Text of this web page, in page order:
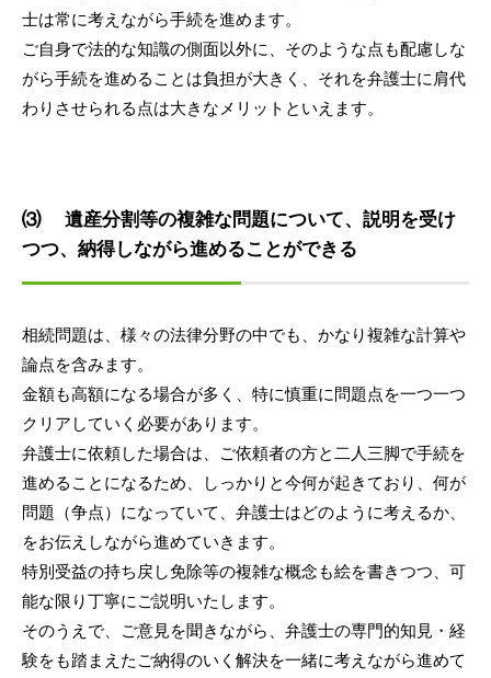
士は常に考えながら手続を進めます。
ご自身で法的な知識の側面以外に、そのような点も配慮しな
がら手続を進めることは負担が大きく、それを弁護士に肩代
わりさせられる点は大きなメリットといえます。
⑶ 遺産分割等の複雑な問題について、説明を受け
つつ、納得しながら進めることができる
相続問題は、様々の法律分野の中でも、かなり複雑な計算や
論点を含みます。
金額も高額になる場合が多く、特に慎重に問題点を一つ一つ
クリアしていく必要があります。
弁護士に依頼した場合は、ご依頼者の方と二人三脚で手続を
進めることになるため、しっかりと今何が起きており、何が
問題（争点）になっていて、弁護士はどのように考えるか、
をお伝えしながら進めていきます。
特別受益の持ち戻し免除等の複雑な概念も絵を書きつつ、可
能な限り丁寧にご説明いたします。
そのうえで、ご意見を聞きながら、弁護士の専門的知見・経
験をも踏まえたご納得のいく解決を一緒に考えながら進めて